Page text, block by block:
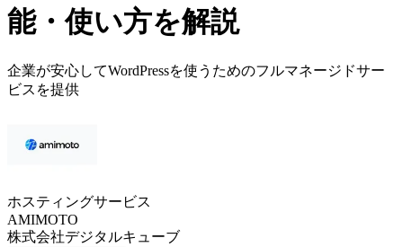
能・使い方を解説
企業が安心してWordPressを使うためのフルマネージドサー
ビスを提供
ホスティングサービス
AMIMOTO
株式会社デジタルキューブ